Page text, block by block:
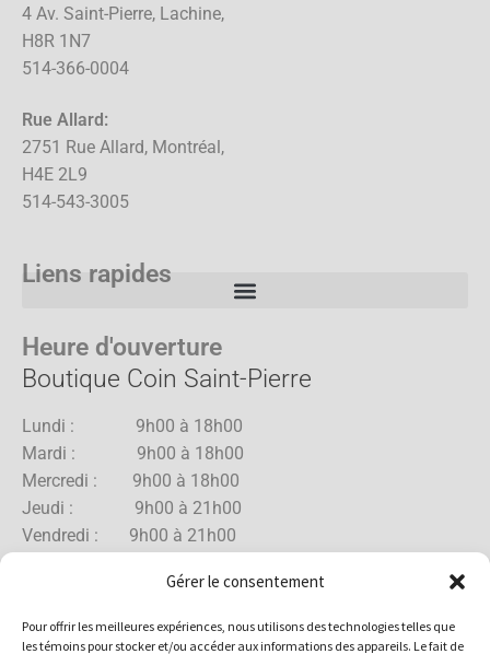
Gérer le consentement
Pour offrir les meilleures expériences, nous utilisons des technologies telles que
les témoins pour stocker et/ou accéder aux informations des appareils. Le fait de
4 Av. Saint-Pierre, Lachine,
H8R 1N7
514-366-0004
Rue Allard:
2751 Rue Allard, Montréal,
H4E 2L9
514-543-3005
Liens rapides
Heure d'ouverture
Boutique Coin Saint-Pierre
Lundi : 9h00 à 18h00
Mardi : 9h00 à 18h00
Mercredi : 9h00 à 18h00
Jeudi : 9h00 à 21h00
Vendredi : 9h00 à 21h00
Dimanche : 10h00 à 17h00